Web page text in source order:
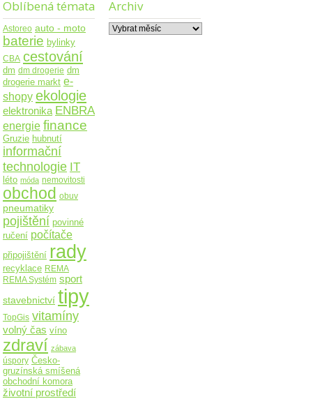
Oblíbená témata
Astoreo auto - moto
baterie bylinky
CBA cestování
dm dm drogerie dm
drogerie markt e-
shopy ekologie
elektronika ENBRA
energie finance
Gruzie hubnutí
informační
technologie IT
léto móda nemovitosti
obchod obuv
pneumatiky
pojištění povinné
ručení počítače
připojištění rady
recyklace REMA
REMA Systém sport
stavebnictví tipy
TopGis vitamíny
volný čas víno
zdraví zábava
úspory Česko-
gruzínská smíšená
obchodní komora
životní prostředí
Archiv
Archiv